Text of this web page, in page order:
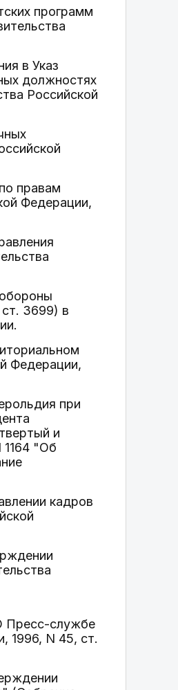
программ
в Указ
должностях
Российской
правам
Федерации,
3699) в
Федерации,
при
и
1164 "Об
кадров
Пресс-службе
1996, N 45, ст.